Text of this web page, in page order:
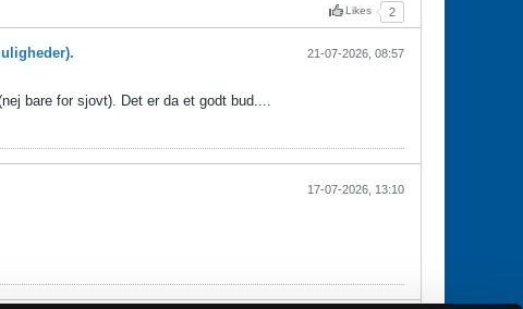
Likes 2
21-07-2026, 08:57
bare for sjovt). Det er da et godt bud....
17-07-2026, 13:10